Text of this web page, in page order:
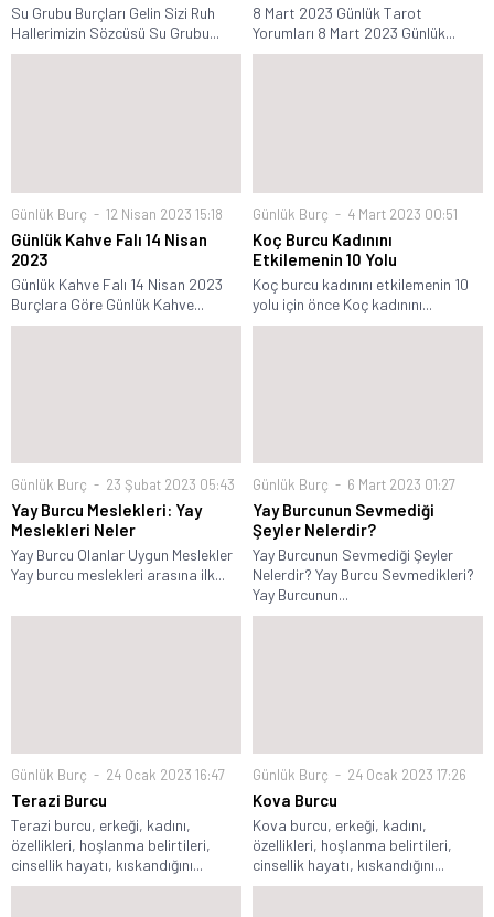
Su Grubu Burçları Gelin Sizi Ruh
Hallerimizin Sözcüsü Su Grubu...
8 Mart 2023 Günlük Tarot
Yorumları 8 Mart 2023 Günlük...
Günlük Burç 12 Nisan 2023 15:18
Günlük Kahve Falı 14 Nisan
2023
Günlük Kahve Falı 14 Nisan 2023
Burçlara Göre Günlük Kahve...
Günlük Burç 4 Mart 2023 00:51
Koç Burcu Kadınını
Etkilemenin 10 Yolu
Koç burcu kadınını etkilemenin 10
yolu için önce Koç kadınını...
Günlük Burç 23 Şubat 2023 05:43
Yay Burcu Meslekleri: Yay
Meslekleri Neler
Yay Burcu Olanlar Uygun Meslekler
Yay burcu meslekleri arasına ilk...
Günlük Burç 6 Mart 2023 01:27
Yay Burcunun Sevmediği
Şeyler Nelerdir?
Yay Burcunun Sevmediği Şeyler
Nelerdir? Yay Burcu Sevmedikleri?
Yay Burcunun...
Günlük Burç 24 Ocak 2023 16:47
Terazi Burcu
Terazi burcu, erkeği, kadını,
özellikleri, hoşlanma belirtileri,
cinsellik hayatı, kıskandığını...
Günlük Burç 24 Ocak 2023 17:26
Kova Burcu
Kova burcu, erkeği, kadını,
özellikleri, hoşlanma belirtileri,
cinsellik hayatı, kıskandığını...